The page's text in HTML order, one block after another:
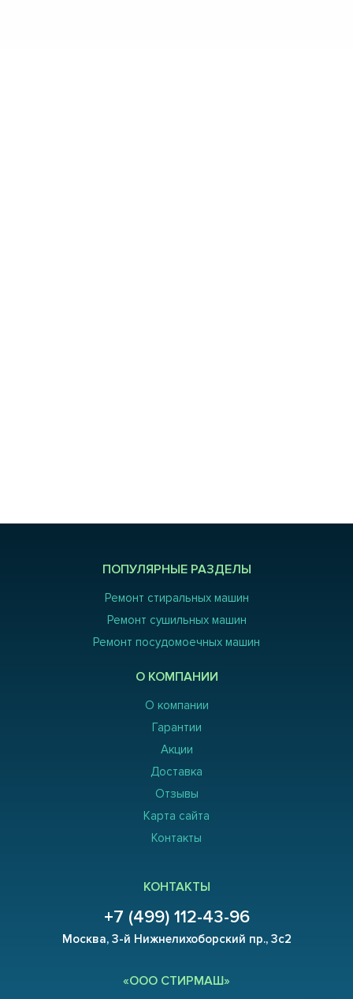
ПОПУЛЯРНЫЕ РАЗДЕЛЫ
Ремонт стиральных машин
Ремонт сушильных машин
Ремонт посудомоечных машин
О КОМПАНИИ
О компании
Гарантии
Акции
Доставка
Отзывы
Карта сайта
Контакты
КОНТАКТЫ
+7 (499) 112-43-96
Москва, 3-й Нижнелихоборский пр., 3с2
«ООО СТИРМАШ»